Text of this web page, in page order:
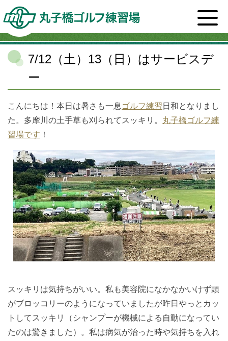
ホーム>スタッフブログ一覧>丸子橋ゴルフ練習場>
7/12（土）13（日）はサービスデー
7/12（土）13（日）はサービスデ
ー
こんにちは！本日は暑さも一息 ゴルフ練習 日和となりまし
た。多摩川の土手草も刈られてスッキリ。 丸子橋ゴルフ練
習場です ！
スッキリは気持ちがいい。私も美容院になかなかいけず頭
がブロッコリーのようになっていましたが昨日やっとカッ
トしてスッキリ（シャンプーが機械による自動になってい
たのは驚きました）。私は病気が治った時や気持ちを入れ